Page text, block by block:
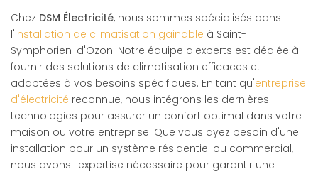
Chez DSM Électricité, nous sommes spécialisés dans
l'installation de climatisation gainable à Saint-
Symphorien-d'Ozon. Notre équipe d'experts est dédiée à
fournir des solutions de climatisation efficaces et
adaptées à vos besoins spécifiques. En tant qu'entreprise
d'électricité reconnue, nous intégrons les dernières
technologies pour assurer un confort optimal dans votre
maison ou votre entreprise. Que vous ayez besoin d'une
installation pour un système résidentiel ou commercial,
nous avons l'expertise nécessaire pour garantir une